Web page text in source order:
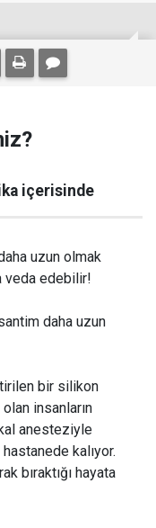
içerisinde
uzun olmak
veda edebilir!
daha uzun
bir silikon
insanların
anesteziyle
kalıyor.
bıraktığı hayata